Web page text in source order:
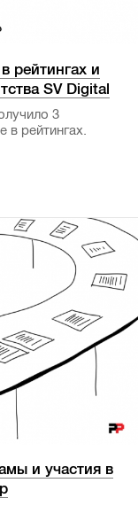
рейтингах и
SV Digital
3
в рейтингах.
и участия в